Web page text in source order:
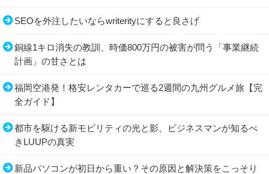
SEOを外注したいならwriterityにすると良さげ
銅線1キロ消失の教訓、時価800万円の被害が問う「事業継続
計画」の甘さとは
福岡空港発！格安レンタカーで巡る2週間の九州グルメ旅【完
全ガイド】
都市を駆ける新モビリティの光と影、ビジネスマンが知るべ
きLUUPの真実
新品パソコンが初日から重い？その原因と解決策をこっそり